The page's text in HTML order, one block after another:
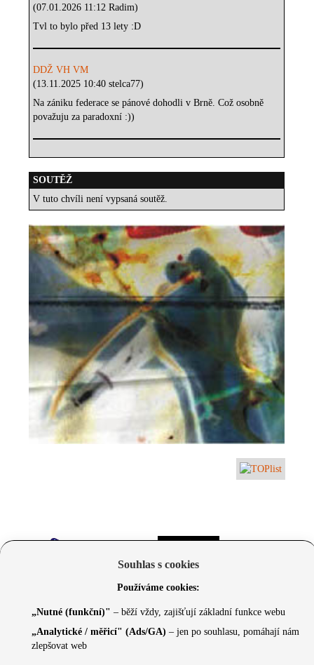
(07.01.2026 11:12 Radim)
Tvl to bylo před 13 lety :D
DDŽ VH VM
(13.11.2025 10:40 stelca77)
Na zániku federace se pánové dohodli v Brně. Což osobně
považuju za paradoxní :))
SOUTĚŽ
V tuto chvíli není vypsaná soutěž.
Souhlas s cookies
Používáme cookies:
„Nutné (funkční)" – běží vždy, zajišťují základní funkce webu
„Analytické / měřicí" (Ads/GA) – jen po souhlasu, pomáhají nám
zlepšovat web